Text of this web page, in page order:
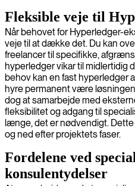
Fleksible veje til
Når behovet for Hyperledger-
veje til at dække det. Du kan
freelancer til specifikke,
hyperledger vikar til midlertidig
behov kan en fast hyperledger
hyre permanent være
dog at samarbejde med
fleksibilitet og adgang til
længe, det er nødvendigt.
og ned efter projektets faser.
Fordelene ved
konsulentydelser